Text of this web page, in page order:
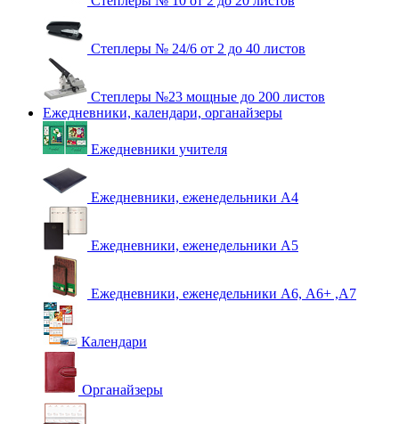
Степлеры № 24/6 от 2 до 40 листов
Степлеры №23 мощные до 200 листов
Ежедневники, календари, органайзеры
Ежедневники учителя
Ежедневники, еженедельники А4
Ежедневники, еженедельники А5
Ежедневники, еженедельники А6, А6+ ,А7
Календари
Органайзеры